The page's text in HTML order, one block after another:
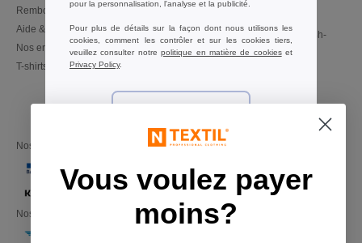
Remboursements/retours
Aide & FAQs
Nos engagements
T-shirts en gros local
Lundi - Jeudi : 10h-13h & 14h-
17h30
Nos partenaires financiers
Nos transporteurs
pour la personnalisation, l'analyse et la publicité.
Pour plus de détails sur la façon dont nous utilisons les
cookies, comment les contrôler et sur les cookies tiers,
veuillez consulter notrepolitique en matière de cookieset
Privacy Policy.
Accepter tout
Vous voulez payer
moins?